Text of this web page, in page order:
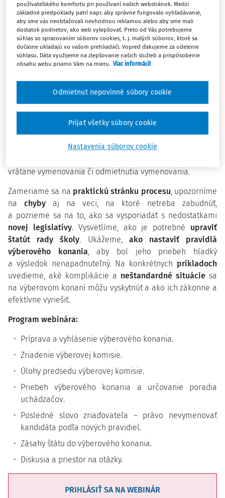
Lektor:JUDr. Matej Drotár
Dátum:26. marec 2026
Čas konania:13:00 – 15:00 hod.
Miesto konania/forma:online prostredníctvom
platformy Microsoft Teams
Ako zvládnuť proces výberového konania na pozíciu
riaditeľa školy podľa novej legislatívy bez chýb?
Webinár prevedie svojich účastníkov procesom
výberového konania na pozíciu riaditeľa školy od
vrátane vymenovania či odmietnutia vymenovania.
Zameriame sa na praktickú stránku procesu, upozorníme
na chyby aj na veci, na ktoré netreba zabudnúť,
a pozrieme sa na to, ako sa vysporiadať s nedostatkami
novej legislatívy. Vysvetlíme, ako je potrebné upraviť
štatút rady školy. Ukážeme, ako nastaviť pravidlá
výberového konania, aby bol jeho priebeh hladký
a výsledok nenapadnuteľný. Na konkrétnych príkladoch
uvedieme, aké komplikácie a neštandardné situácie sa
na výberovom konaní môžu vyskytnúť a ako ich zákonne a
efektívne vyriešiť.
Program webinára:
Príprava a vyhlásenie výberového konania.
Zriadenie výberovej komisie.
Úlohy predsedu výberovej komisie.
Priebeh výberového konania a určovanie poradia
uchádzačov.
Posledné slovo zriaďovateľa – právo nevymenovať
kandidáta podľa nových pravidiel.
Zásahy štátu do výberového konania.
Diskusia a priestor na otázky.
PRIHLÁSIŤ SA NA WEBINÁR
používateľského komfortu pri používaní našich webstránok. Medzi
základné predpoklady patrí napr. aby správne fungovalo vyhľadávanie,
aby sme vás neobťažovali nevhodnou reklamou alebo aby sme mali
dostatok podnetov, ako web vylepšovať. Preto od Vás potrebujeme
súhlas so spracovaním súborov cookies, t. j. malých súborov, ktoré sa
dočasne ukladajú vo vašom prehliadači. Vopred ďakujeme za udelenie
súhlasu. Dáta využijeme na zlepšovanie našich služieb a prispôsobenie
obsahu webu priamo Vám na mieru. Viac informácií
Nastavenia súborov cookie
Odmietnut nepovinné súbory cookie
Prijať všetky súbory cookie